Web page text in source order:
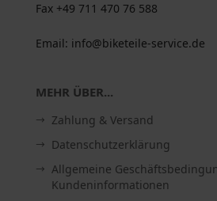
Fax +49 711 470 76 588
Email: info@biketeile-service.de
MEHR ÜBER...
Zahlung & Versand
Datenschutzerklärung
Allgemeine
Kundeninformationen